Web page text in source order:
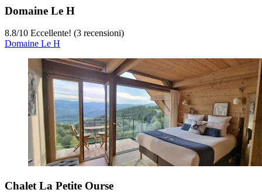
Domaine Le H
8.8/10 Eccellente! (3 recensioni)
Domaine Le H
Chalet La Petite Ourse